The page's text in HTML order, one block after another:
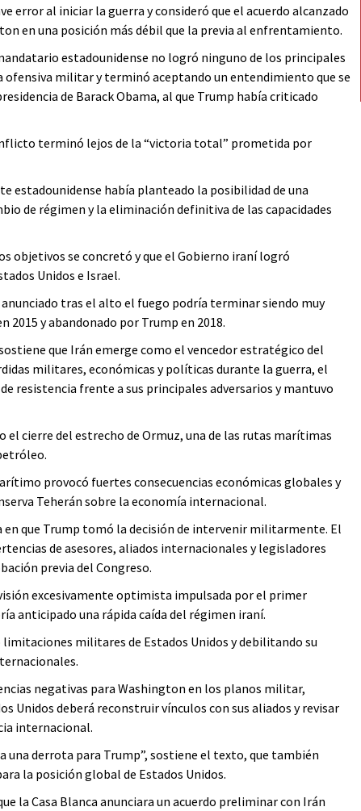
error al iniciar la guerra y consideró que el acuerdo alcanzado
en una posición más débil que la previa al enfrentamiento.
estadounidense no logró ninguno de los principales
militar y terminó aceptando un entendimiento que se
de Barack Obama, al que Trump había criticado
terminó lejos de la “victoria total” prometida por
estadounidense había planteado la posibilidad de una
de régimen y la eliminación definitiva de las capacidades
objetivos se concretó y que el Gobierno iraní logró
Unidos e Israel.
tras el alto el fuego podría terminar siendo muy
y abandonado por Trump en 2018.
que Irán emerge como el vencedor estratégico del
militares, económicas y políticas durante la guerra, el
resistencia frente a sus principales adversarios y mantuvo
cierre del estrecho de Ormuz, una de las rutas marítimas
provocó fuertes consecuencias económicas globales y
Teherán sobre la economía internacional.
en que Trump tomó la decisión de intervenir militarmente. El
de asesores, aliados internacionales y legisladores
previa del Congreso.
excesivamente optimista impulsada por el primer
anticipado una rápida caída del régimen iraní.
militares de Estados Unidos y debilitando su
negativas para Washington en los planos militar,
Unidos deberá reconstruir vínculos con sus aliados y revisar
internacional.
una derrota para Trump”, sostiene el texto, que también
la posición global de Estados Unidos.
la Casa Blanca anunciara un acuerdo preliminar con Irán